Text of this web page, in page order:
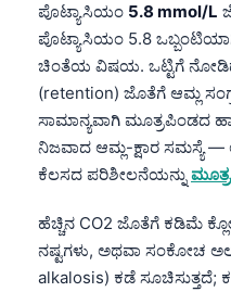
ಪೊಟ್ಯಾಸಿಯಂ 5.8 mmol/L
ಪೊಟ್ಯಾಸಿಯಂ 5.8
ಚಿಂತೆಯ ವಿಷಯ. ಒಟ್ಟಿಗೆ
(retention) ಜೊತೆಗೆ ಆಮ್ಲ
ಸಾಮಾನ್ಯವಾಗಿ ಮೂತ್ರಪಿಂಡದ
ನಿಜವಾದ ಆಮ್ಲ-ಕ್ಷಾರ ಸಮಸ್ಯೆ —
ಕೆಲಸದ ಪರಿಶೀಲನೆಯನ್ನು
ಹೆಚ್ಚಿನ CO2 ಜೊತೆಗೆ ಕಡಿಮೆ
ನಷ್ಟಗಳು, ಅಥವಾ ಸಂಕೋಚ
alkalosis) ಕಡೆ ಸೂಚಿಸುತ್ತದೆ;
অসমীয়া
Македонски јазик
Euskara
Gàidhlig
Occitan
العربية المغربية